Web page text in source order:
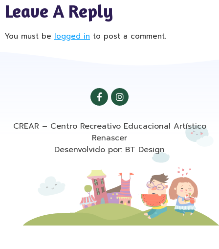
Leave A Reply
You must be logged in to post a comment.
CREAR – Centro Recreativo Educacional Artístico
Renascer
Desenvolvido por: BT Design